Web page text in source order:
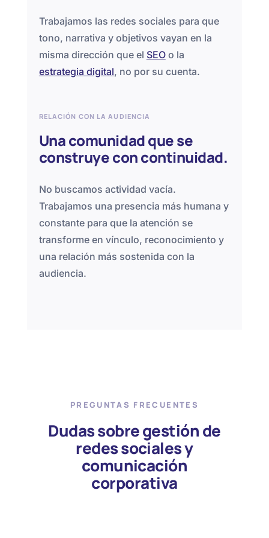
Trabajamos las redes sociales para que
tono, narrativa y objetivos vayan en la
misma dirección que el SEOo la
estrategia digital, no por su cuenta.
RELACIÓN CON LA AUDIENCIA
Una comunidad que se
construye con continuidad.
No buscamos actividad vacía.
Trabajamos una presencia más humana y
constante para que la atención se
transforme en vínculo, reconocimiento y
una relación más sostenida con la
audiencia.
PREGUNTAS FRECUENTES
Dudas sobre gestión de
redes sociales y
comunicación
corporativa